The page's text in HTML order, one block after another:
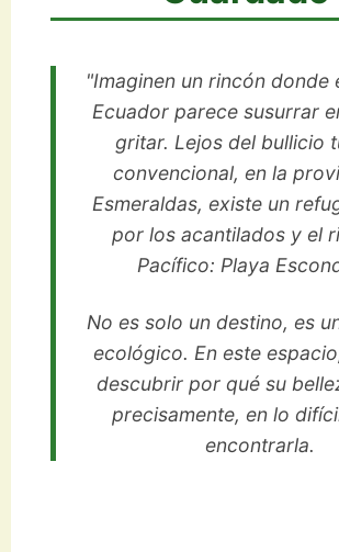
"Imaginen un rincón donde
Ecuador parece susurrar
gritar. Lejos del bullicio
convencional, en la
Esmeraldas, existe un
por los acantilados y el
Pacífico: Playa
No es solo un destino, es
ecológico. En este
descubrir por qué su
precisamente, en lo
encontrarla.